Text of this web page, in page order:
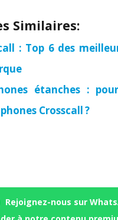
Similaires:
: Top 6 des
étanches :
Crosscall ?
Rejoignez-nous sur